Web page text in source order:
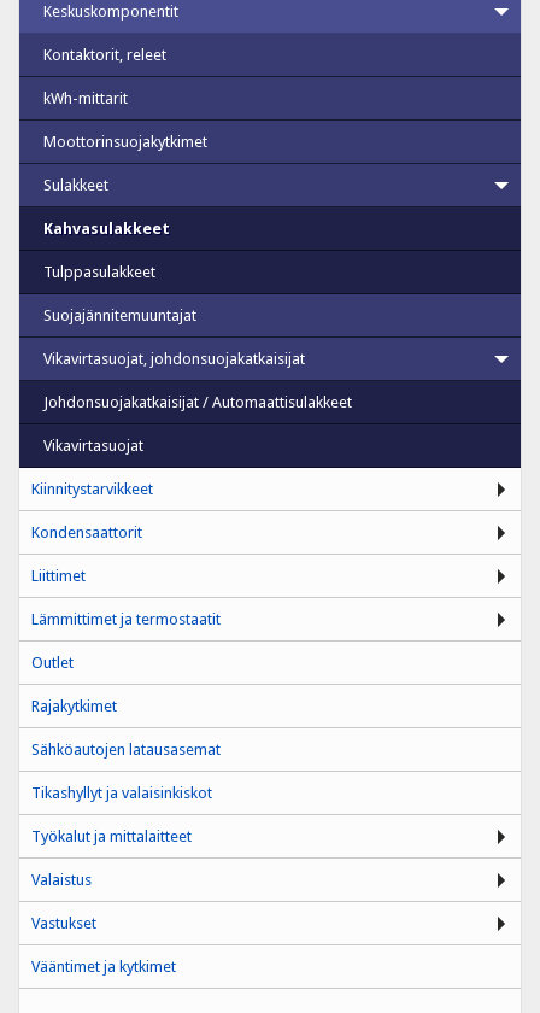
Keskuskomponentit
Kontaktorit, releet
kWh-mittarit
Moottorinsuojakytkimet
Sulakkeet
Kahvasulakkeet
Tulppasulakkeet
Suojajännitemuuntajat
Vikavirtasuojat, johdonsuojakatkaisijat
Johdonsuojakatkaisijat / Automaattisulakkeet
Vikavirtasuojat
Kiinnitystarvikkeet
Kondensaattorit
Liittimet
Lämmittimet ja termostaatit
Outlet
Rajakytkimet
Sähköautojen latausasemat
Tikashyllyt ja valaisinkiskot
Työkalut ja mittalaitteet
Valaistus
Vastukset
Vääntimet ja kytkimet